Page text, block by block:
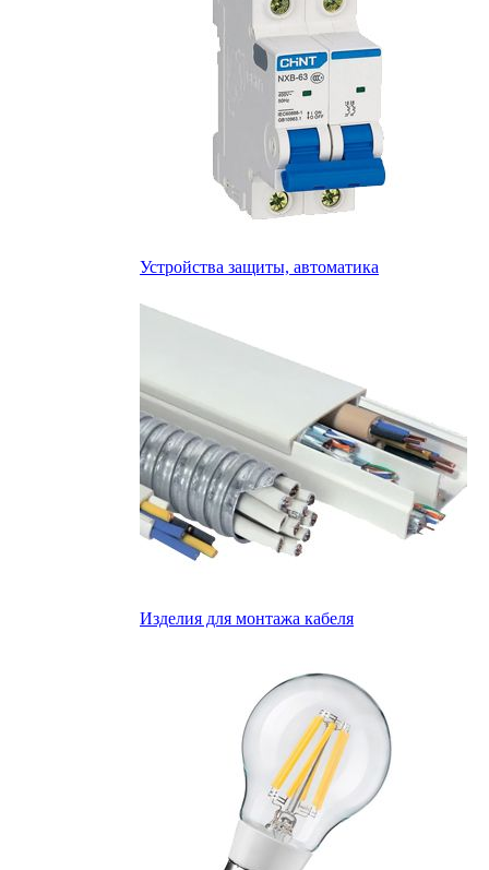
Устройства защиты, автоматика
Изделия для монтажа кабеля